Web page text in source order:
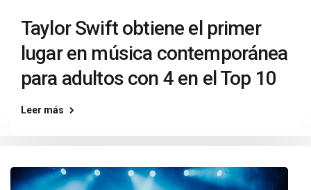
Taylor Swift obtiene el primer
lugar en música contemporánea
para adultos con 4 en el Top 10
Leer más